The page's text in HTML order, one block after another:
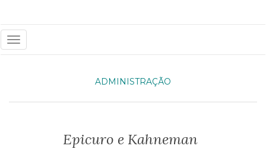
T
ADMINISTRAÇÃO
Epicuro e Kahneman